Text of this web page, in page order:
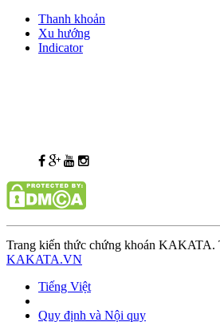
Thanh khoản
Xu hướng
Indicator
Trang kiến thức chứng khoán KAKATA.
KAKATA.VN
Tiếng Việt
Quy định và Nội quy